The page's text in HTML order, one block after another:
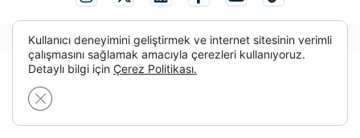
© 2026 Tüm Hakları Saklıdır.
Kullanıcı deneyimini geliştirmek ve internet sitesinin verimli
çalışmasını sağlamak amacıyla çerezleri kullanıyoruz.
Detaylı bilgi için Çerez Politikası.
GDPR çerez şeridini kapat